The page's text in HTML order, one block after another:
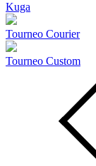
Kuga
Tourneo Courier
Tourneo Custom